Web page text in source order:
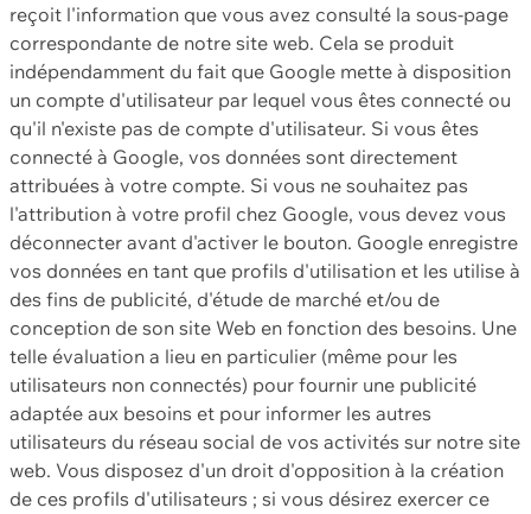
reçoit l'information que vous avez consulté la sous-page
correspondante de notre site web. Cela se produit
indépendamment du fait que Google mette à disposition
un compte d'utilisateur par lequel vous êtes connecté ou
qu'il n'existe pas de compte d'utilisateur. Si vous êtes
connecté à Google, vos données sont directement
attribuées à votre compte. Si vous ne souhaitez pas
l'attribution à votre profil chez Google, vous devez vous
déconnecter avant d'activer le bouton. Google enregistre
vos données en tant que profils d'utilisation et les utilise à
des fins de publicité, d'étude de marché et/ou de
conception de son site Web en fonction des besoins. Une
telle évaluation a lieu en particulier (même pour les
utilisateurs non connectés) pour fournir une publicité
adaptée aux besoins et pour informer les autres
utilisateurs du réseau social de vos activités sur notre site
web. Vous disposez d'un droit d'opposition à la création
de ces profils d'utilisateurs ; si vous désirez exercer ce